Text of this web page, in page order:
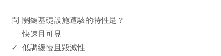
問 關鍵基礎設施遭駭的特性是？
快速且可見
✓ 低調緩慢且毀滅性